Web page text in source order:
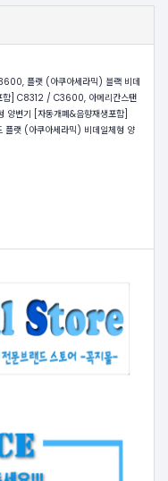
플랫 (아쿠아세라믹) 블랙 비데
함] C8312 / C3600, 아메리칸스탠
양변기 [자동개폐&음향재생포함]
랫 (아쿠아세라믹) 비데일체형 양